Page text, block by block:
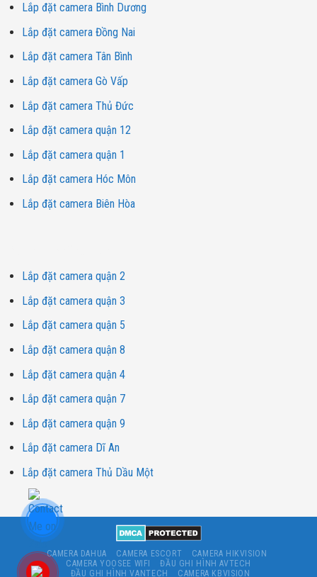
Lắp đặt camera Bình Dương
Lắp đặt camera Đồng Nai
Lắp đặt camera Tân Bình
Lắp đặt camera Gò Vấp
Lắp đặt camera Thủ Đức
Lắp đặt camera quận 12
Lắp đặt camera quận 1
Lắp đặt camera Hóc Môn
Lắp đặt camera Biên Hòa
Lắp đặt camera quận 2
Lắp đặt camera quận 3
Lắp đặt camera quận 5
Lắp đặt camera quận 8
Lắp đặt camera quận 4
Lắp đặt camera quận 7
Lắp đặt camera quận 9
Lắp đặt camera Dĩ An
Lắp đặt camera Thủ Dầu Một
CAMERA DAHUA CAMERA ESCORT
CAMERA HIKVISION
CAMERA YOOSEE WIFI
ĐẦU GHI HÌNH AVTECH
ĐẦU GHI HÌNH VANTECH
CAMERA KBVISION